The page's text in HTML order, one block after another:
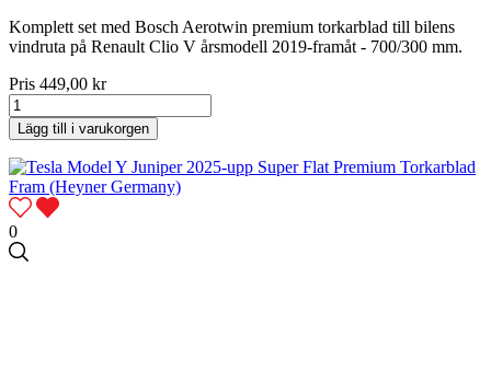
Komplett set med Bosch Aerotwin premium torkarblad till bilens
vindruta på Renault Clio V årsmodell 2019-framåt - 700/300 mm.
Pris 449,00 kr
Lägg till i varukorgen
0